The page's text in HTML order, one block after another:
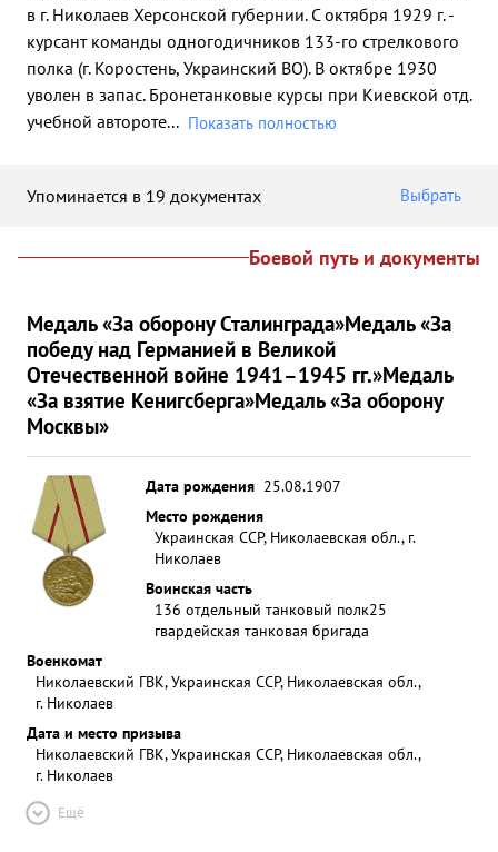
в г. Николаев Херсонской губернии. С октября 1929 г. -
курсант команды одногодичников 133-го стрелкового
полка (г. Коростень, Украинский ВО). В октябре 1930
уволен в запас. Бронетанковые курсы при Киевской отд.
учебной автороте... Показать полностью
Упоминается в 19 документах Выбрать
Боевой путь и документы
Медаль «За оборону Сталинграда»Медаль «За
победу над Германией в Великой
Отечественной войне 1941–1945 гг.»Медаль
«За взятие Кенигсберга»Медаль «За оборону
Москвы»
Дата рождения 25.08.1907
Место рождения
Украинская ССР, Николаевская обл., г.
Николаев
Воинская часть
136 отдельный танковый полк25
гвардейская танковая бригада
Военкомат
Николаевский ГВК, Украинская ССР, Николаевская обл.,
г. Николаев
Дата и место призыва
Николаевский ГВК, Украинская ССР, Николаевская обл.,
г. Николаев
Ещё